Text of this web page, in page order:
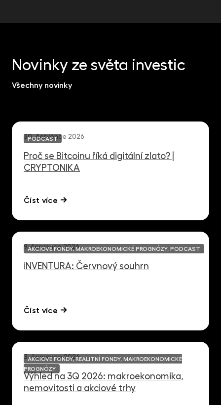
Novinky ze světa investic
Všechny novinky
30. července 2026
Proč se Bitcoinu říká digitální zlato? |
CRYPTONIKA
Číst více
PODCAST
9. července 2026
iNVENTURA: Červnový souhrn
Číst více
AKCIOVÉ FONDY, MAKROEKONOMICKÉ PROGNÓZY, PODCAST
3. července 2026
Výhled na 3Q 2026: makroekonomika,
nemovitosti a akciové trhy
AKCIOVÉ FONDY, REALITNÍ FONDY, MAKROEKONOMICKÉ
PROGNÓZY